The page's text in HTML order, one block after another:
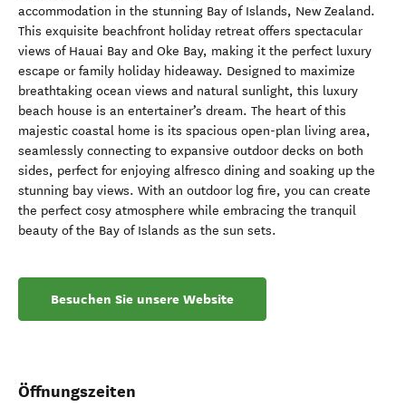
accommodation in the stunning Bay of Islands, New Zealand.
This exquisite beachfront holiday retreat offers spectacular
views of Hauai Bay and Oke Bay, making it the perfect luxury
escape or family holiday hideaway. Designed to maximize
breathtaking ocean views and natural sunlight, this luxury
beach house is an entertainer’s dream. The heart of this
majestic coastal home is its spacious open-plan living area,
seamlessly connecting to expansive outdoor decks on both
sides, perfect for enjoying alfresco dining and soaking up the
stunning bay views. With an outdoor log fire, you can create
the perfect cosy atmosphere while embracing the tranquil
beauty of the Bay of Islands as the sun sets.
Besuchen Sie unsere Website
Öffnungszeiten